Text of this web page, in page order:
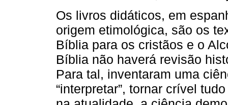
Os livros didáticos, em
origem etimológica, são os
Bíblia para os cristãos e o
Bíblia não haverá revisão
Para tal, inventaram uma
“interpretar”, tornar crível